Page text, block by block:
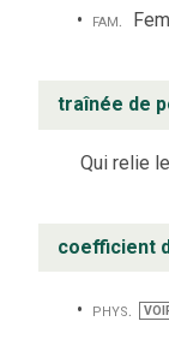
fam.
traînée de
Qui relie
coefficient
phys.